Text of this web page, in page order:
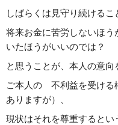
しばらくは見守り続けるこ
将来お金に苦労しないほ
いたほうがいいのでは？
と思うことが、本人の意向
ご本人の 不利益を受け
ありますが）、
現状はそれを尊重するとい